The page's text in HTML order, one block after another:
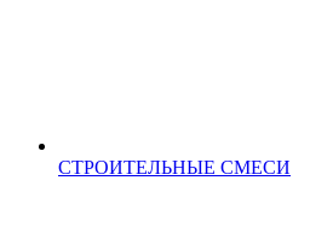
СТРОИТЕЛЬНЫЕ СМЕСИ